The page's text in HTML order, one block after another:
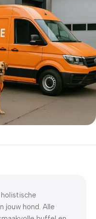
jouw hond. Alle